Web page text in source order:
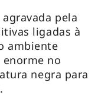
pela
ligadas à
ambiente
enorme no
negra para